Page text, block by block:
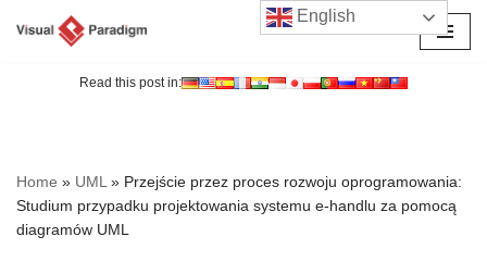
Read this post in:
Home » UML» Przejście przez proces rozwoju oprogramowania:
Studium przypadku projektowania systemu e-handlu za pomocą
diagramów UML
English